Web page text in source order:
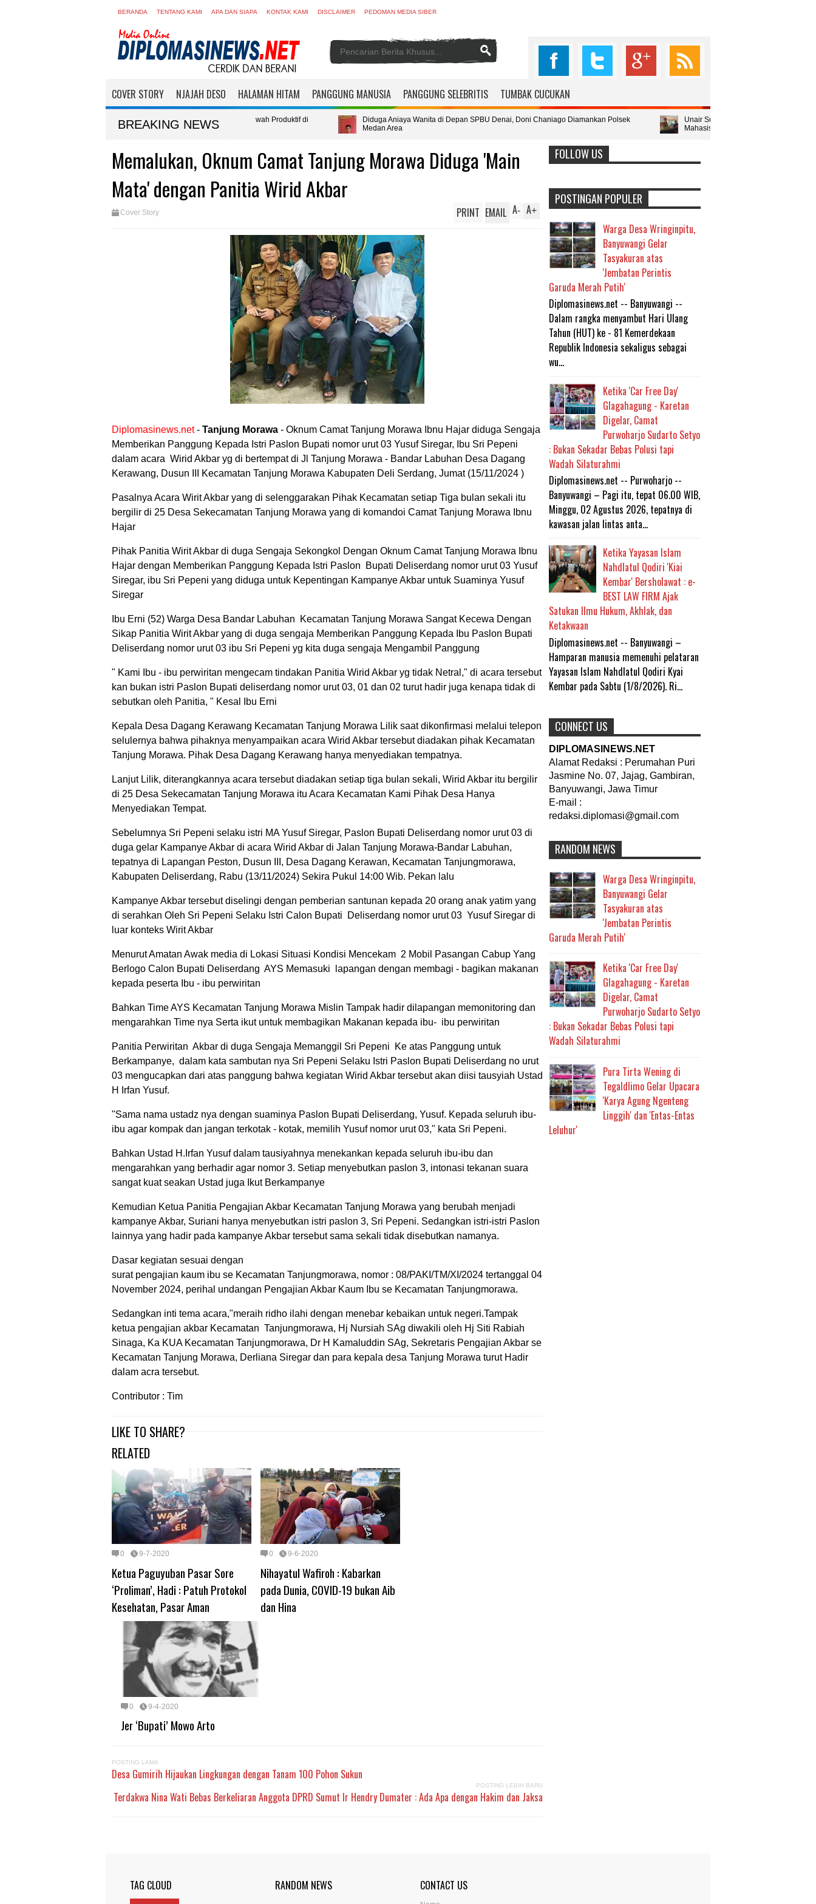
BERANDA TENTANG KAMI APA DAN SIAPA KONTAK KAMI DISCLAIMER PEDOMAN MEDIA SIBER
76.098
Fans
COVER STORY NJAJAH DESO HALAMAN HITAM PANGGUNG MANUSIA PANGGUNG SELEBRITIS TUMBAK CUCUKAN
BREAKING NEWS
Deli Serdang Klarifikasi Polemik Alih Fungsi Lahan Sawah Produktif di
Diduga Aniaya Wanita di Depan SPBU Denai, Doni Chaniago Diamankan Polsek
Unair Surabaya Gelar Belajar Bersama Komunitas [ BBK ]
Memalukan, Oknum Camat Tanjung Morawa Diduga 'Main
Mata' dengan Panitia Wirid Akbar
Cover Story A+
A-
PRINT EMAIL
Diplomasinews.net- Tanjung Morawa - Oknum Camat Tanjung Morawa Ibnu Hajar diduga Sengaja
Memberikan Panggung Kepada Istri Paslon Bupati nomor urut 03 Yusuf Siregar, Ibu Sri Pepeni
dalam acara Wirid Akbar yg di bertempat di Jl Tanjung Morawa - Bandar Labuhan Desa Dagang
Kerawang, Dusun III Kecamatan Tanjung Morawa Kabupaten Deli Serdang, Jumat (15/11/2024 )
Pasalnya Acara Wirit Akbar yang di selenggarakan Pihak Kecamatan setiap Tiga bulan sekali itu
bergilir di 25 Desa Sekecamatan Tanjung Morawa yang di komandoi Camat Tanjung Morawa Ibnu
Hajar
Pihak Panitia Wirit Akbar di duga Sengaja Sekongkol Dengan Oknum Camat Tanjung Morawa Ibnu
Hajar dengan Memberikan Panggung Kepada Istri Paslon Bupati Deliserdang nomor urut 03 Yusuf
Siregar, ibu Sri Pepeni yang diduga untuk Kepentingan Kampanye Akbar untuk Suaminya Yusuf
Siregar
Ibu Erni (52) Warga Desa Bandar Labuhan Kecamatan Tanjung Morawa Sangat Kecewa Dengan
Sikap Panitia Wirit Akbar yang di duga sengaja Memberikan Panggung Kepada Ibu Paslon Bupati
Deliserdang nomor urut 03 ibu Sri Pepeni yg kita duga sengaja Mengambil Panggung
" Kami Ibu - ibu perwiritan mengecam tindakan Panitia Wirid Akbar yg tidak Netral," di acara tersebut
kan bukan istri Paslon Bupati deliserdang nomor urut 03, 01 dan 02 turut hadir juga kenapa tidak di
sebutkan oleh Panitia, " Kesal Ibu Erni
Kepala Desa Dagang Kerawang Kecamatan Tanjung Morawa Lilik saat dikonfirmasi melalui telepon
selulernya bahwa pihaknya menyampaikan acara Wirid Akbar tersebut diadakan pihak Kecamatan
Tanjung Morawa. Pihak Desa Dagang Kerawang hanya menyediakan tempatnya.
Lanjut Lilik, diterangkannya acara tersebut diadakan setiap tiga bulan sekali, Wirid Akbar itu bergilir
di 25 Desa Sekecamatan Tanjung Morawa itu Acara Kecamatan Kami Pihak Desa Hanya
Menyediakan Tempat.
Sebelumnya Sri Pepeni selaku istri MA Yusuf Siregar, Paslon Bupati Deliserdang nomor urut 03 di
duga gelar Kampanye Akbar di acara Wirid Akbar di Jalan Tanjung Morawa-Bandar Labuhan,
tepatnya di Lapangan Peston, Dusun III, Desa Dagang Kerawan, Kecamatan Tanjungmorawa,
Kabupaten Deliserdang, Rabu (13/11/2024) Sekira Pukul 14:00 Wib. Pekan lalu
Kampanye Akbar tersebut diselingi dengan pemberian santunan kepada 20 orang anak yatim yang
di serahkan Oleh Sri Pepeni Selaku Istri Calon Bupati Deliserdang nomor urut 03 Yusuf Siregar di
luar konteks Wirit Akbar
Menurut Amatan Awak media di Lokasi Situasi Kondisi Mencekam 2 Mobil Pasangan Cabup Yang
Berlogo Calon Bupati Deliserdang AYS Memasuki lapangan dengan membagi - bagikan makanan
kepada peserta Ibu - ibu perwiritan
Bahkan Time AYS Kecamatan Tanjung Morawa Mislin Tampak hadir dilapangan memonitoring dan
mengarahkan Time nya Serta ikut untuk membagikan Makanan kepada ibu- ibu perwiritan
Panitia Perwiritan Akbar di duga Sengaja Memanggil Sri Pepeni Ke atas Panggung untuk
Berkampanye, dalam kata sambutan nya Sri Pepeni Selaku Istri Paslon Bupati Deliserdang no urut
03 mengucapkan dari atas panggung bahwa kegiatan Wirid Akbar tersebut akan diisi tausyiah Ustad
H Irfan Yusuf.
"Sama nama ustadz nya dengan suaminya Paslon Bupati Deliserdang, Yusuf. Kepada seluruh ibu-
ibu agar kompak dan jangan terkotak - kotak, memilih Yusuf nomor urut 03," kata Sri Pepeni.
Bahkan Ustad H.Irfan Yusuf dalam tausiyahnya menekankan kepada seluruh ibu-ibu dan
mengarahkan yang berhadir agar nomor 3. Setiap menyebutkan paslon 3, intonasi tekanan suara
sangat kuat seakan Ustad juga Ikut Berkampanye
Kemudian Ketua Panitia Pengajian Akbar Kecamatan Tanjung Morawa yang berubah menjadi
kampanye Akbar, Suriani hanya menyebutkan istri paslon 3, Sri Pepeni. Sedangkan istri-istri Paslon
lainnya yang hadir pada kampanye Akbar tersebut sama sekali tidak disebutkan namanya.
Dasar kegiatan sesuai dengan
surat pengajian kaum ibu se Kecamatan Tanjungmorawa, nomor : 08/PAKI/TM/XI/2024 tertanggal 04
November 2024, perihal undangan Pengajian Akbar Kaum Ibu se Kecamatan Tanjungmorawa.
Sedangkan inti tema acara,"meraih ridho ilahi dengan menebar kebaikan untuk negeri.Tampak
ketua pengajian akbar Kecamatan Tanjungmorawa, Hj Nursiah SAg diwakili oleh Hj Siti Rabiah
Sinaga, Ka KUA Kecamatan Tanjungmorawa, Dr H Kamaluddin SAg, Sekretaris Pengajian Akbar se
Kecamatan Tanjung Morawa, Derliana Siregar dan para kepala desa Tanjung Morawa turut Hadir
dalam acra tersebut.
Contributor : Tim
LIKE TO SHARE?
RELATED
0 9-7-2020
Ketua Paguyuban Pasar Sore
‘Proliman’, Hadi : Patuh Protokol
Kesehatan, Pasar Aman
0 9-6-2020
Nihayatul Wafiroh : Kabarkan
pada Dunia, COVID-19 bukan Aib
dan Hina
0 9-4-2020
Jer ‘Bupati’ Mowo Arto
POSTING LAMA
Desa Gumirih Hijaukan Lingkungan dengan Tanam 100 Pohon Sukun
POSTING LEBIH BARU
Terdakwa Nina Wati Bebas Berkeliaran Anggota DPRD Sumut Ir Hendry Dumater : Ada Apa dengan Hakim dan Jaksa
FOLLOW US
POSTINGAN POPULER
Warga Desa Wringinpitu,
Banyuwangi Gelar
Tasyakuran atas
'Jembatan Perintis
Garuda Merah Putih'
Diplomasinews.net -- Banyuwangi --
Dalam rangka menyambut Hari Ulang
Tahun (HUT) ke - 81 Kemerdekaan
Republik Indonesia sekaligus sebagai
wu...
Ketika 'Car Free Day'
Glagahagung - Karetan
Digelar, Camat
Purwoharjo Sudarto Setyo
: Bukan Sekadar Bebas Polusi tapi
Wadah Silaturahmi
Diplomasinews.net -- Purwoharjo --
Banyuwangi – Pagi itu, tepat 06.00 WIB,
Minggu, 02 Agustus 2026, tepatnya di
kawasan jalan lintas anta...
Ketika Yayasan Islam
Nahdlatul Qodiri 'Kiai
Kembar' Bersholawat : e-
BEST LAW FIRM Ajak
Satukan Ilmu Hukum, Akhlak, dan
Ketakwaan
Diplomasinews.net -- Banyuwangi –
Hamparan manusia memenuhi pelataran
Yayasan Islam Nahdlatul Qodiri Kyai
Kembar pada Sabtu (1/8/2026). Ri...
CONNECT US
DIPLOMASINEWS.NET
Alamat Redaksi : Perumahan Puri
Jasmine No. 07, Jajag, Gambiran,
Banyuwangi, Jawa Timur
E-mail :
redaksi.diplomasi@gmail.com
RANDOM NEWS
Warga Desa Wringinpitu,
Banyuwangi Gelar
Tasyakuran atas
'Jembatan Perintis
Garuda Merah Putih'
Ketika 'Car Free Day'
Glagahagung - Karetan
Digelar, Camat
Purwoharjo Sudarto Setyo
: Bukan Sekadar Bebas Polusi tapi
Wadah Silaturahmi
Pura Tirta Wening di
Tegaldlimo Gelar Upacara
'Karya Agung Ngenteng
Linggih' dan 'Entas-Entas
Leluhur'
TAG CLOUD
RANDOM NEWS CONTACT US